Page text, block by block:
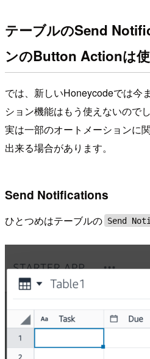
テーブルのSend
ンのButton Actionは
では、新しいHoneycodeでは今
ション機能はもう使えないのでし
実は一部のオートメーションに
出来る場合があります。
Send Notifications
ひとつめはテーブルの Send